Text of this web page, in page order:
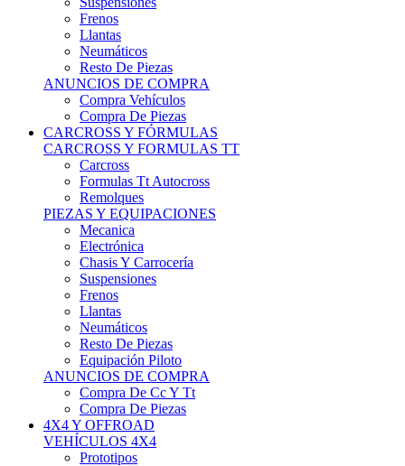
Frenos
Llantas
Neumáticos
Resto De Piezas
ANUNCIOS DE COMPRA
Compra Vehículos
Compra De Piezas
CARCROSS Y FÓRMULAS
CARCROSS Y FORMULAS TT
Carcross
Formulas Tt Autocross
Remolques
PIEZAS Y EQUIPACIONES
Mecanica
Electrónica
Chasis Y Carrocería
Suspensiones
Frenos
Llantas
Neumáticos
Resto De Piezas
Equipación Piloto
ANUNCIOS DE COMPRA
Compra De Cc Y Tt
Compra De Piezas
4X4 Y OFFROAD
VEHÍCULOS 4X4
Prototipos